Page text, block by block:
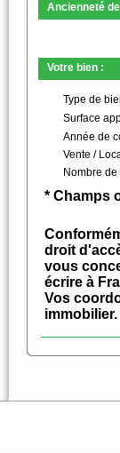
Ancienneté
Votre bien :
Type de
Surface
Année de
Vente /
Nombre
* Champs
droit
vous
écrire à
Vos